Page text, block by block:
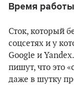
Время
Сток, который
соцсетях и у
Google и
пишут, что это
даже в шутку